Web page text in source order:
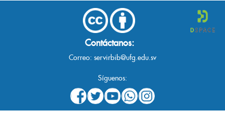
Contáctanos:
Correo: servirbib@ufg.edu.sv
Síguenos: